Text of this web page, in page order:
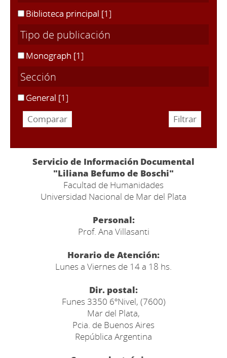
Biblioteca principal [1]
Tipo de publicación
Monograph [1]
Sección
General [1]
Servicio de Información Documental
"Liliana Befumo de Boschi"
Facultad de Humanidades
Universidad Nacional de Mar del Plata
Personal:
Prof. Ana Villasanti
Horario de Atención:
Lunes a Viernes de 14 a 18 hs.
Dir. postal:
Funes 3350 6ºNivel, (7600)
Mar del Plata,
Pcia. de Buenos Aires
República Argentina